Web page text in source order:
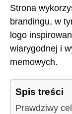
Strona
brandingu, w
logo
wiarygodnej i
memowych.
Spis treści
Prawdziwy